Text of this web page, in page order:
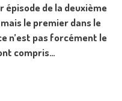
de la deuxième
le premier dans le
n’est pas forcément le
compris…